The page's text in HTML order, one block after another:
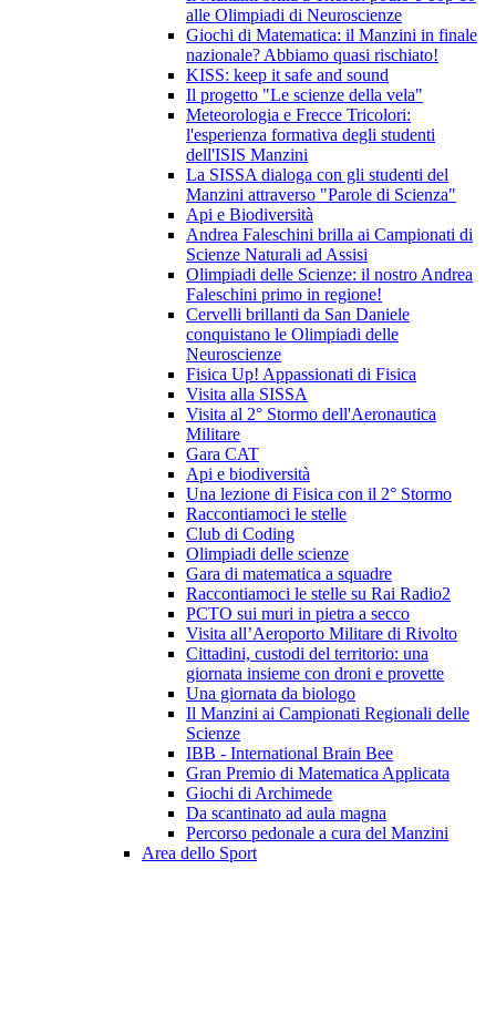
alle Olimpiadi di Neuroscienze
Giochi di Matematica: il Manzini in finale
nazionale? Abbiamo quasi rischiato!
KISS: keep it safe and sound
Il progetto "Le scienze della vela"
Meteorologia e Frecce Tricolori:
l'esperienza formativa degli studenti
dell'ISIS Manzini
La SISSA dialoga con gli studenti del
Manzini attraverso "Parole di Scienza"
Api e Biodiversità
Andrea Faleschini brilla ai Campionati di
Scienze Naturali ad Assisi
Olimpiadi delle Scienze: il nostro Andrea
Faleschini primo in regione!
Cervelli brillanti da San Daniele
conquistano le Olimpiadi delle
Neuroscienze
Fisica Up! Appassionati di Fisica
Visita alla SISSA
Visita al 2° Stormo dell'Aeronautica
Militare
Gara CAT
Api e biodiversità
Una lezione di Fisica con il 2° Stormo
Raccontiamoci le stelle
Club di Coding
Olimpiadi delle scienze
Gara di matematica a squadre
Raccontiamoci le stelle su Rai Radio2
PCTO sui muri in pietra a secco
Visita all’Aeroporto Militare di Rivolto
Cittadini, custodi del territorio: una
giornata insieme con droni e provette
Una giornata da biologo
Il Manzini ai Campionati Regionali delle
Scienze
IBB - International Brain Bee
Gran Premio di Matematica Applicata
Giochi di Archimede
Da scantinato ad aula magna
Percorso pedonale a cura del Manzini
Area dello Sport